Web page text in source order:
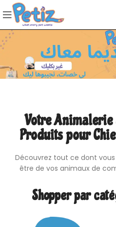
Votre Animalerie
Produits pour
Découvrez tout ce dont
être de vos animaux de
Shopper par